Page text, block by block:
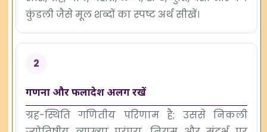
कुंडली जैसे मूल शब्दों का स्पष्ट अर्थ सीखें।
2
गणना और फलादेश अलग रखें
ग्रह-स्थिति गणितीय परिणाम है; उससे निकली